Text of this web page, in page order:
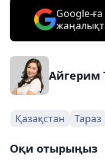
Google-
Айгерим
Қазақстан Тараз
Оқи отырыңыз